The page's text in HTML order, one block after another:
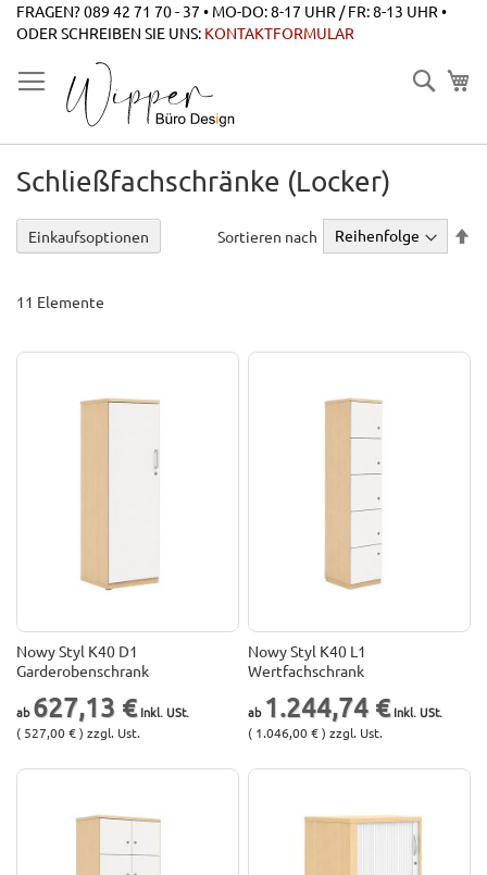
Zum
Inhalt
FRAGEN? 089 42 71 70 - 37 • MO-DO: 8-17 UHR / FR: 8-13 UHR •
ODER SCHREIBEN SIE UNS: KONTAKTFORMULAR
Suche
Schließfachschränke (Locker)
11 Elemente
Sortieren nach
Nowy Styl K40 D1
Garderobenschrank
627,13 €
( 527,00 € ) zzgl. Ust.
Nowy Styl K40 L1
Wertfachschrank
1.244,74 €
( 1.046,00 € ) zzgl. Ust.
Einkaufsoptionen